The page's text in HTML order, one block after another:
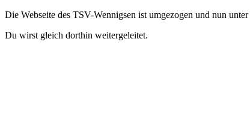
Die Webseite des TSV-Wennigsen ist umgezogen und nun unter
Du wirst gleich dorthin weitergeleitet.